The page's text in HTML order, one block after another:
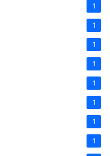
1
1
1
1
1
1
1
1